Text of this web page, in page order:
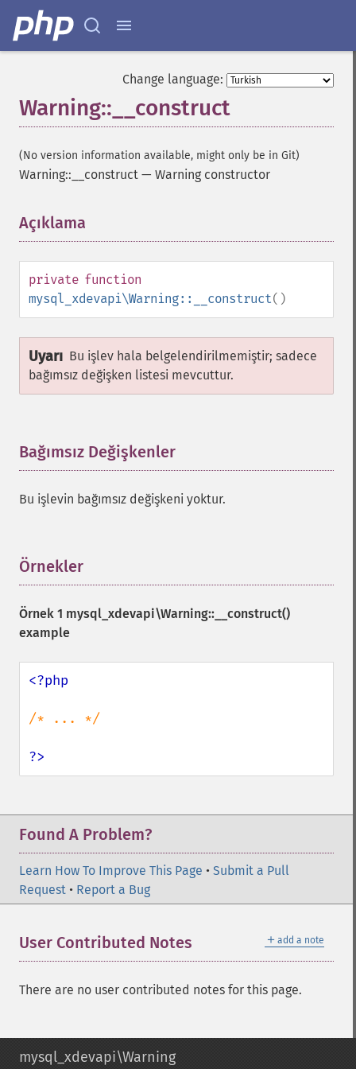
Change language:
Warning::__construct
(No version information available, might only be in Git)
Warning::__construct — Warning constructor
Açıklama
private function
mysql_xdevapi\Warning::__construct()
Uyarı Bu işlev hala belgelendirilmemiştir; sadece
bağımsız değişken listesi mevcuttur.
Bağımsız Değişkenler
Bu işlevin bağımsız değişkeni yoktur.
Örnekler
Örnek 1 mysql_xdevapi\Warning::__construct()
example
<?php
/* ... */
?>
Found A Problem?
Learn How To Improve This Page • Submit a Pull
Request • Report a Bug
＋ add a note
User Contributed Notes
There are no user contributed notes for this page.
mysql_xdevapi\Warning